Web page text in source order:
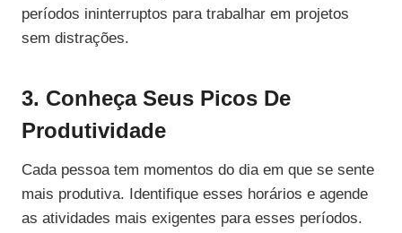
períodos ininterruptos para trabalhar em projetos
sem distrações.
3. Conheça Seus Picos De
Produtividade
Cada pessoa tem momentos do dia em que se sente
mais produtiva. Identifique esses horários e agende
as atividades mais exigentes para esses períodos.